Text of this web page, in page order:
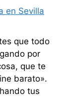
en Sevilla
que todo
por
que te
barato».
tus